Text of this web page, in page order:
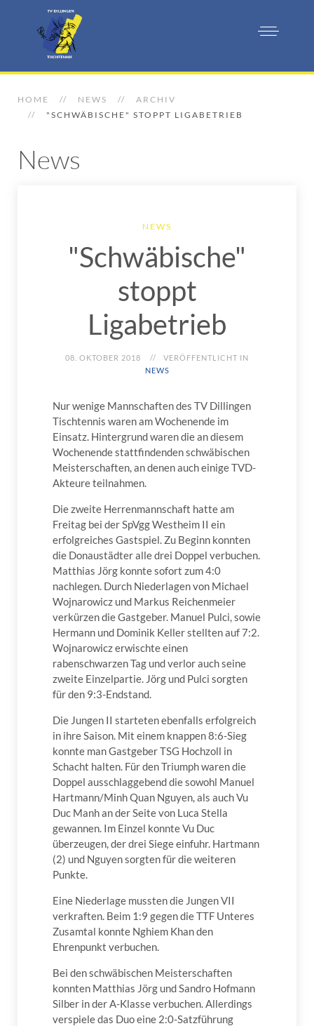
HOME NEWS
ARCHIV
"SCHWÄBISCHE" STOPPT LIGABETRIEB
News
NEWS
"Schwäbische"
stoppt
Ligabetrieb
08. OKTOBER 2018
VERÖFFENTLICHT IN
NEWS
Nur wenige Mannschaften des TV Dillingen
Tischtennis waren am Wochenende im
Einsatz. Hintergrund waren die an diesem
Wochenende stattfindenden schwäbischen
Meisterschaften, an denen auch einige TVD-
Akteure teilnahmen.
Die zweite Herrenmannschaft hatte am
Freitag bei der SpVgg Westheim II ein
erfolgreiches Gastspiel. Zu Beginn konnten
die Donaustädter alle drei Doppel verbuchen.
Matthias Jörg konnte sofort zum 4:0
nachlegen. Durch Niederlagen von Michael
Wojnarowicz und Markus Reichenmeier
verkürzen die Gastgeber. Manuel Pulci, sowie
Hermann und Dominik Keller stellten auf 7:2.
Wojnarowicz erwischte einen
rabenschwarzen Tag und verlor auch seine
zweite Einzelpartie. Jörg und Pulci sorgten
für den 9:3-Endstand.
Die Jungen II starteten ebenfalls erfolgreich
in ihre Saison. Mit einem knappen 8:6-Sieg
konnte man Gastgeber TSG Hochzoll in
Schacht halten. Für den Triumph waren die
Doppel ausschlaggebend die sowohl Manuel
Hartmann/Minh Quan Nguyen, als auch Vu
Duc Manh an der Seite von Luca Stella
gewannen. Im Einzel konnte Vu Duc
überzeugen, der drei Siege einfuhr. Hartmann
(2) und Nguyen sorgten für die weiteren
Punkte.
Eine Niederlage mussten die Jungen VII
verkraften. Beim 1:9 gegen die TTF Unteres
Zusamtal konnte Nghiem Khan den
Ehrenpunkt verbuchen.
Bei den schwäbischen Meisterschaften
konnten Matthias Jörg und Sandro Hofmann
Silber in der A-Klasse verbuchen. Allerdings
verspiele das Duo eine 2:0-Satzführung